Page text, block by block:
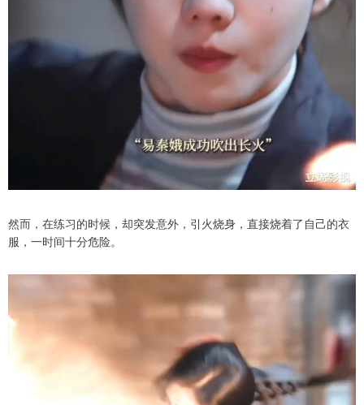
然而，在练习的时候，却突发意外，引火烧身，直接烧着了自己的衣
服，一时间十分危险。